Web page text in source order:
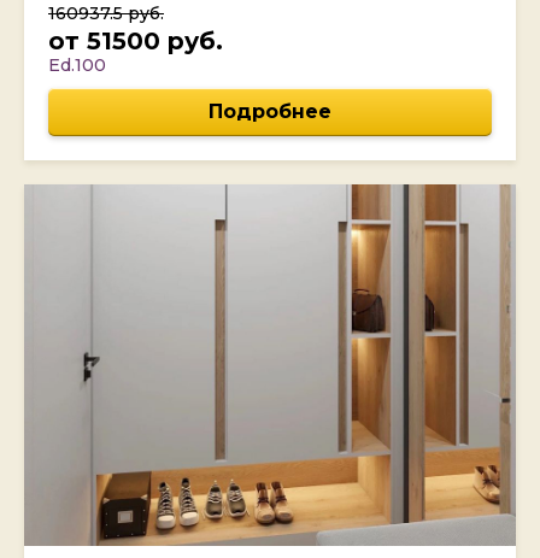
160937.5 руб.
от 51500 руб.
Ed.100
Подробнее